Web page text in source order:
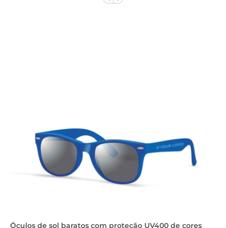
Óculos de sol baratos com proteção UV400 de cores